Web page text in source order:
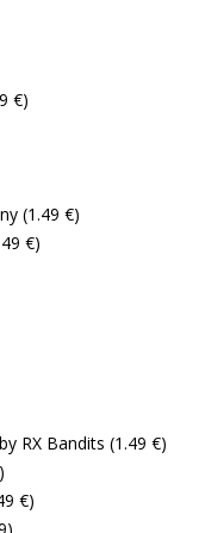
€)
(1.49 €)
€)
RX Bandits (1.49 €)
€)